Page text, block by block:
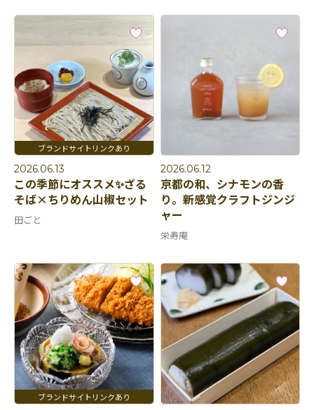
2026.06.13
この季節にオススメ✨ざる
そば×ちりめん山椒セット
田ごと
2026.06.12
京都の和、シナモンの香
り。新感覚クラフトジンジ
ャー
栄寿庵